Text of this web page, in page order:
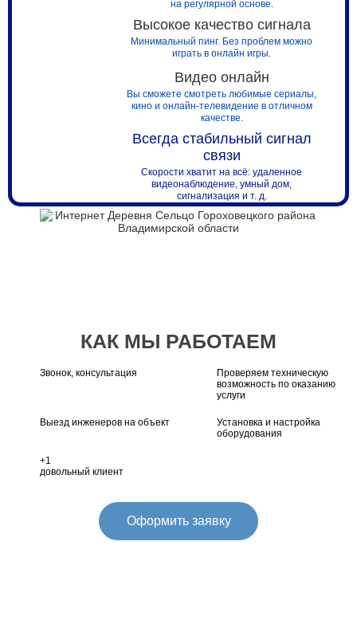
на регулярной основе.
Высокое качество сигнала
Минимальный пинг. Без проблем можно
играть в онлайн игры.
Видео онлайн
Вы сможете смотреть любимые сериалы,
кино и онлайн-телевидение в отличном
качестве.
Всегда стабильный сигнал
связи
Скорости хватит на всё: удаленное
видеонаблюдение, умный дом,
сигнализация и т. д.
КАК МЫ РАБОТАЕМ
Звонок, консультация
Проверяем техническую
возможность по оказанию
услуги
Выезд инженеров на объект
Установка и настройка
оборудования
+1
довольный клиент
Оформить заявку